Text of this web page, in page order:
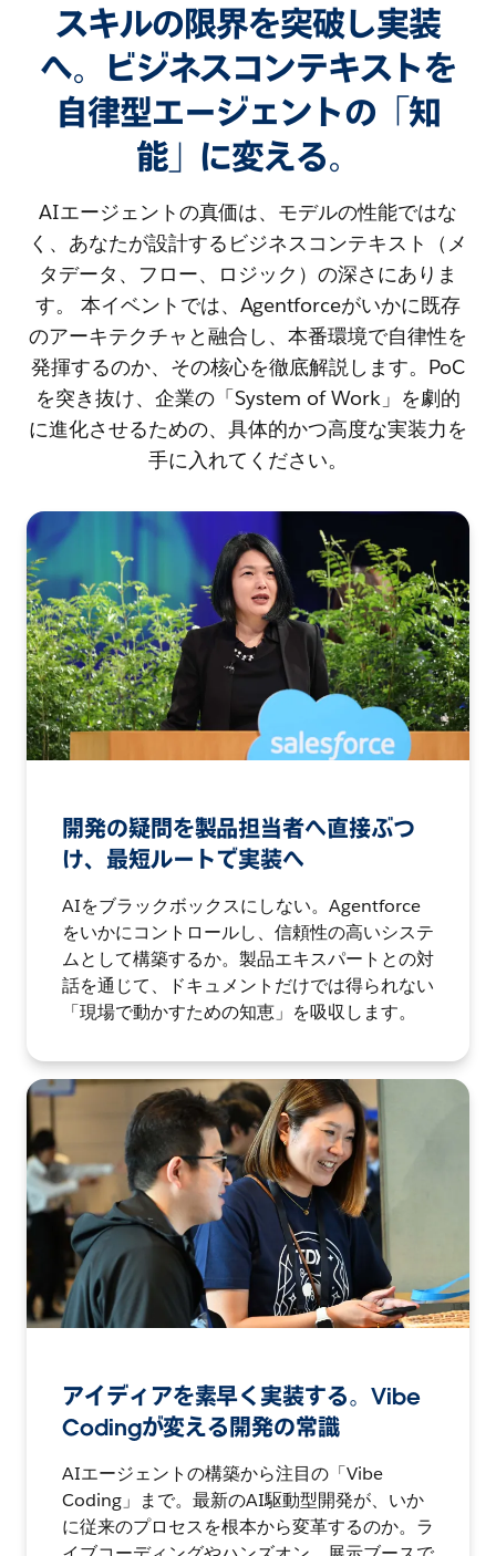
スキルの限界を突破し実装
へ。ビジネスコンテキストを
自律型エージェントの「知
能」に変える。
AIエージェントの真価は、モデルの性能ではな
く、あなたが設計するビジネスコンテキスト（メ
タデータ、フロー、ロジック）の深さにありま
す。 本イベントでは、Agentforceがいかに既存
のアーキテクチャと融合し、本番環境で自律性を
発揮するのか、その核心を徹底解説します。PoC
を突き抜け、企業の「System of Work」を劇的
に進化させるための、具体的かつ高度な実装力を
手に入れてください。
開発の疑問を製品担当者へ直接ぶつ
け、最短ルートで実装へ
AIをブラックボックスにしない。Agentforce
をいかにコントロールし、信頼性の高いシステ
ムとして構築するか。製品エキスパートとの対
話を通じて、ドキュメントだけでは得られない
「現場で動かすための知恵」を吸収します。
アイディアを素早く実装する。Vibe
Codingが変える開発の常識
AIエージェントの構築から注目の「Vibe
Coding」まで。最新のAI駆動型開発が、いか
に従来のプロセスを根本から変革するのか。ラ